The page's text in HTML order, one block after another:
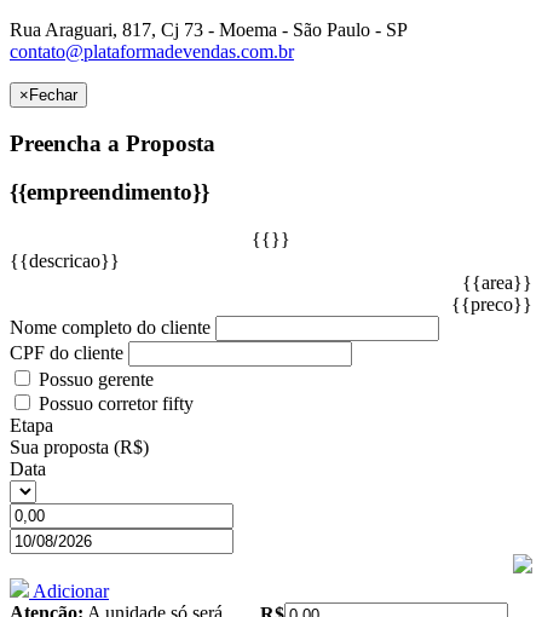
Rua Araguari, 817, Cj 73 - Moema - São Paulo - SP
contato@plataformadevendas.com.br
× Fechar
Preencha a Proposta
{{empreendimento}}
{{}}
{{descricao}}
{{area}}
{{preco}}
Nome completo do cliente
CPF do cliente
Possuo gerente
Possuo corretor fifty
Etapa
Sua proposta (R$)
Data
Adicionar
Atenção: A unidade só será